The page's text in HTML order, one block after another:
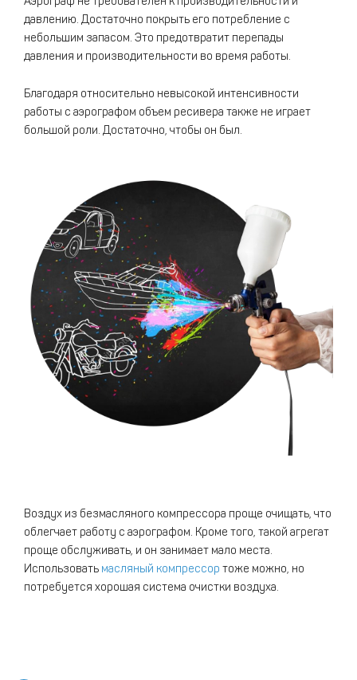
давлению. Достаточно покрыть его потребление с
небольшим запасом. Это предотвратит перепады
давления и производительности во время работы.
Благодаря относительно невысокой интенсивности
работы с аэрографом объем ресивера также не играет
большой роли. Достаточно, чтобы он был.
Воздух из безмасляного компрессора проще очищать, что
облегчает работу с аэрографом. Кроме того, такой агрегат
проще обслуживать, и он занимает мало места.
Использовать масляный компрессор тоже можно, но
потребуется хорошая система очистки воздуха.